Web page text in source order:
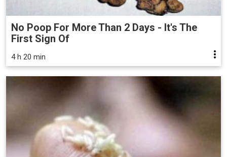
No Poop For More Than 2 Days - It's The
First Sign Of
4 h 20 min